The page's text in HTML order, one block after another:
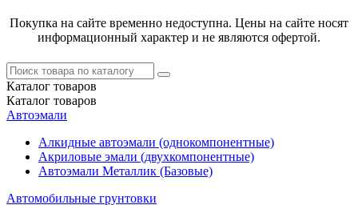
Покупка на сайте временно недоступна. Цены на сайте носят
информационный характер и не являются офертой.
Каталог товаров
Каталог товаров
Автоэмали
Алкидные автоэмали (однокомпонентные)
Акриловые эмали (двухкомпонентные)
Автоэмали Металлик (Базовые)
Автомобильные грунтовки